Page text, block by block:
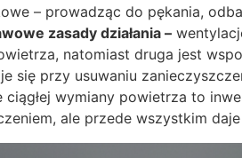
– prowadząc do pękania,
zasady działania –
natomiast druga jest
się przy usuwaniu
ciągłej wymiany powietrza to
ale przede wszystkim